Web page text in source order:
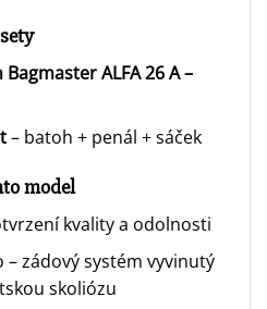
ALFA 26 A –
– batoh + penál + sáček
model
kvality a odolnosti
zádový systém vyvinutý
skoliózu